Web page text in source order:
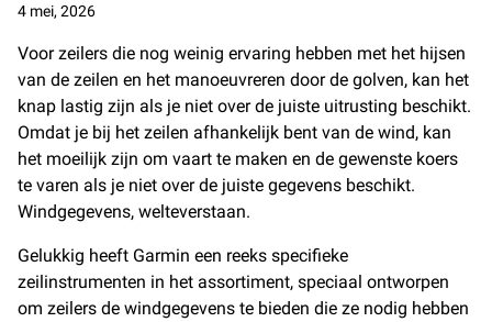
4 mei, 2026
Voor zeilers die nog weinig ervaring hebben met het hijsen
van de zeilen en het manoeuvreren door de golven, kan het
knap lastig zijn als je niet over de juiste uitrusting beschikt.
Omdat je bij het zeilen afhankelijk bent van de wind, kan
het moeilijk zijn om vaart te maken en de gewenste koers
te varen als je niet over de juiste gegevens beschikt.
Windgegevens, welteverstaan.
Gelukkig heeft Garmin een reeks specifieke
zeilinstrumenten in het assortiment, speciaal ontworpen
om zeilers de windgegevens te bieden die ze nodig hebben